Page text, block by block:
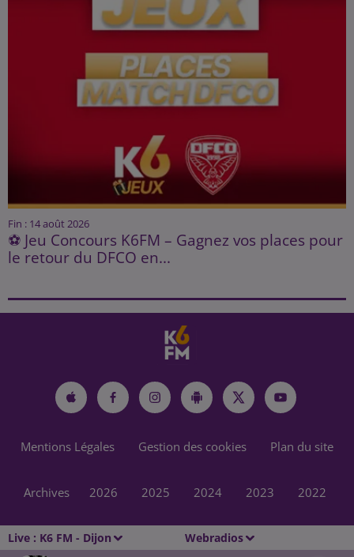
Live : K6 FM - Dijon Webradios
Fin : 14 août 2026
⚽ Jeu Concours K6FM – Gagnez vos places pour
le retour du DFCO en...
Mentions Légales Gestion des cookies Plan du site
Archives 2026 2025 2024 2023 2022